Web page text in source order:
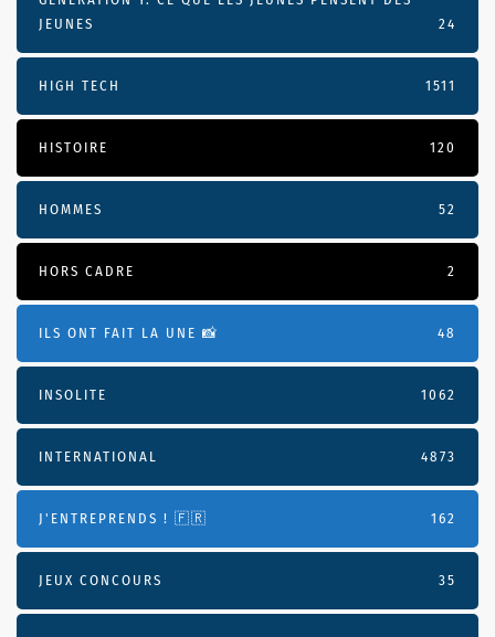
JEUNES
24
HIGH TECH 1511
HISTOIRE 120
HOMMES 52
HORS CADRE 2
ILS ONT FAIT LA UNE 📸 48
INSOLITE 1062
INTERNATIONAL 4873
J'ENTREPRENDS ! 🇫🇷 162
JEUX CONCOURS 35